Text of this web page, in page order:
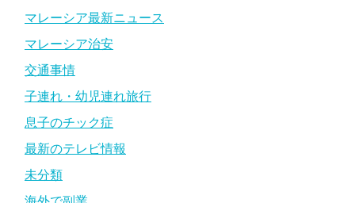
マレーシア最新ニュース
マレーシア治安
交通事情
子連れ・幼児連れ旅行
息子のチック症
最新のテレビ情報
未分類